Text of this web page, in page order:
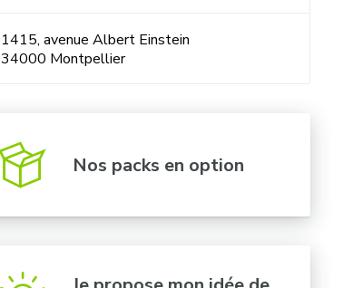
1415, avenue Albert Einstein
34000 Montpellier
Nos packs en option